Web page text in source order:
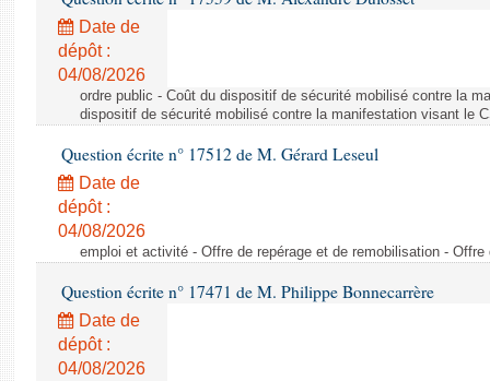
Date de
dépôt :
04/08/2026
ordre public - Coût du dispositif de sécurité mobilisé contre la
dispositif de sécurité mobilisé contre la manifestation visant le
Question écrite n° 17512 de M. Gérard Leseul
Date de
dépôt :
04/08/2026
emploi et activité - Offre de repérage et de remobilisation -
Question écrite n° 17471 de M. Philippe Bonnecarrère
Date de
dépôt :
04/08/2026